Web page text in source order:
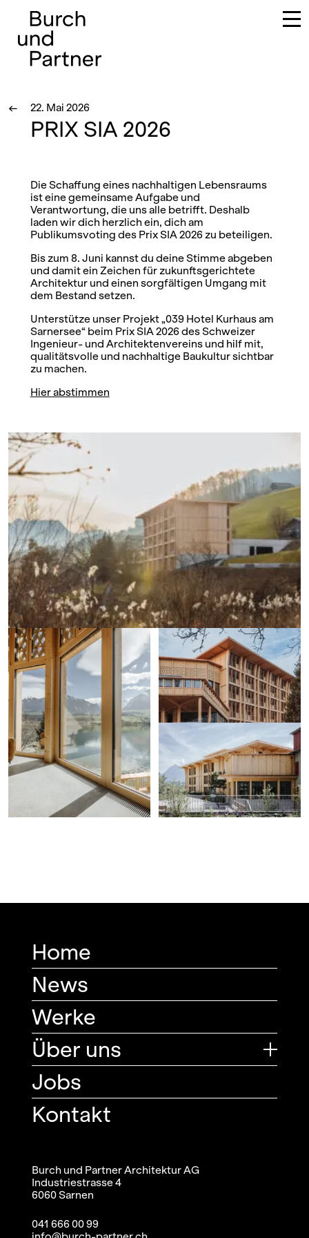
Hauptnavigation
← 22. Mai 2026
PRIX SIA 2026
Die Schaffung eines nachhaltigen Lebensraums
ist eine gemeinsame Aufgabe und
Verantwortung, die uns alle betrifft. Deshalb
laden wir dich herzlich ein, dich am
Publikumsvoting des Prix SIA 2026 zu beteiligen.
Bis zum 8. Juni kannst du deine Stimme abgeben
und damit ein Zeichen für zukunftsgerichtete
Architektur und einen sorgfältigen Umgang mit
dem Bestand setzen.
Unterstütze unser Projekt „039 Hotel Kurhaus am
Sarnersee“ beim Prix SIA 2026 des Schweizer
Ingenieur- und Architektenvereins und hilf mit,
qualitätsvolle und nachhaltige Baukultur sichtbar
zu machen.
Hier abstimmen
Home
News
Werke
Über uns
Jobs
Kontakt
Burch und Partner Architektur AG
Industriestrasse 4
6060 Sarnen
041 666 00 99